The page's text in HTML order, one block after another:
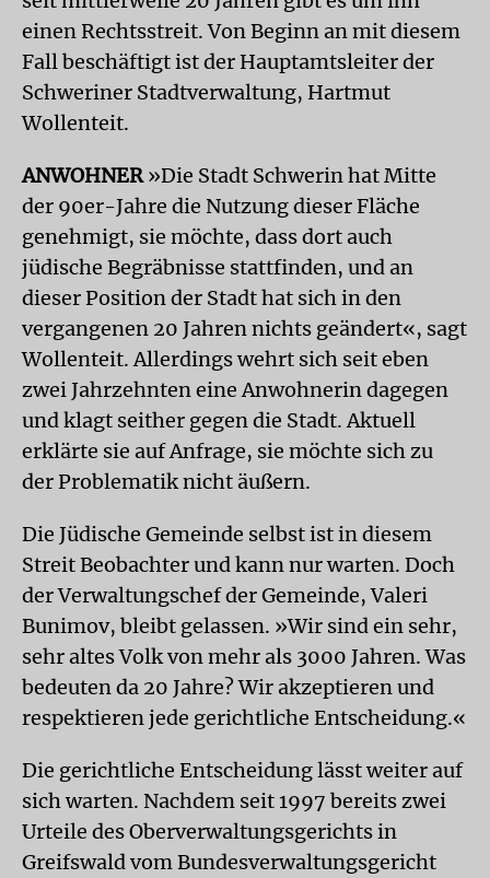
einen Rechtsstreit. Von Beginn an mit diesem
Fall beschäftigt ist der Hauptamtsleiter der
Schweriner Stadtverwaltung, Hartmut
Wollenteit.
ANWOHNER»Die Stadt Schwerin hat Mitte
der 90er-Jahre die Nutzung dieser Fläche
genehmigt, sie möchte, dass dort auch
jüdische Begräbnisse stattfinden, und an
dieser Position der Stadt hat sich in den
vergangenen 20 Jahren nichts geändert«, sagt
Wollenteit. Allerdings wehrt sich seit eben
zwei Jahrzehnten eine Anwohnerin dagegen
und klagt seither gegen die Stadt. Aktuell
erklärte sie auf Anfrage, sie möchte sich zu
der Problematik nicht äußern.
Die Jüdische Gemeinde selbst ist in diesem
Streit Beobachter und kann nur warten. Doch
der Verwaltungschef der Gemeinde, Valeri
Bunimov, bleibt gelassen. »Wir sind ein sehr,
sehr altes Volk von mehr als 3000 Jahren. Was
bedeuten da 20 Jahre? Wir akzeptieren und
respektieren jede gerichtliche Entscheidung.«
Die gerichtliche Entscheidung lässt weiter auf
sich warten. Nachdem seit 1997 bereits zwei
Urteile des Oberverwaltungsgerichts in
Greifswald vom Bundesverwaltungsgericht